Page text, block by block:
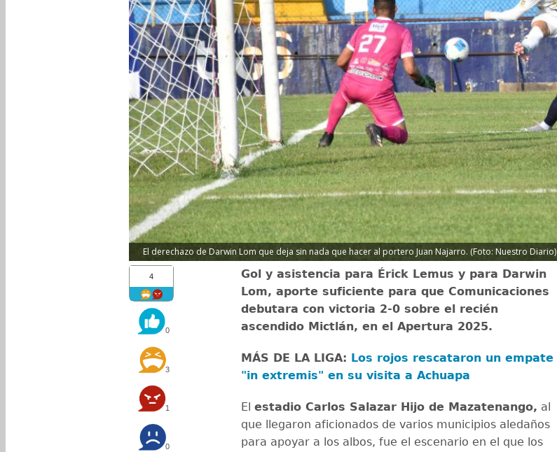
El derechazo de Darwin Lom que deja sin nada que hacer al portero Juan Najarro. (Foto: Nuestro Diario)
4
0
3
1
0
Gol y asistencia para Érick Lemus y para Darwin
Lom, aporte suficiente para que Comunicaciones
debutara con victoria 2-0 sobre el recién
ascendido Mictlán, en el Apertura 2025.
MÁS DE LA LIGA: Los rojos rescataron un empate
"in extremis" en su visita a Achuapa
El estadio Carlos Salazar Hijo de Mazatenango, al
que llegaron aficionados de varios municipios aledaños
para apoyar a los albos, fue el escenario en el que los